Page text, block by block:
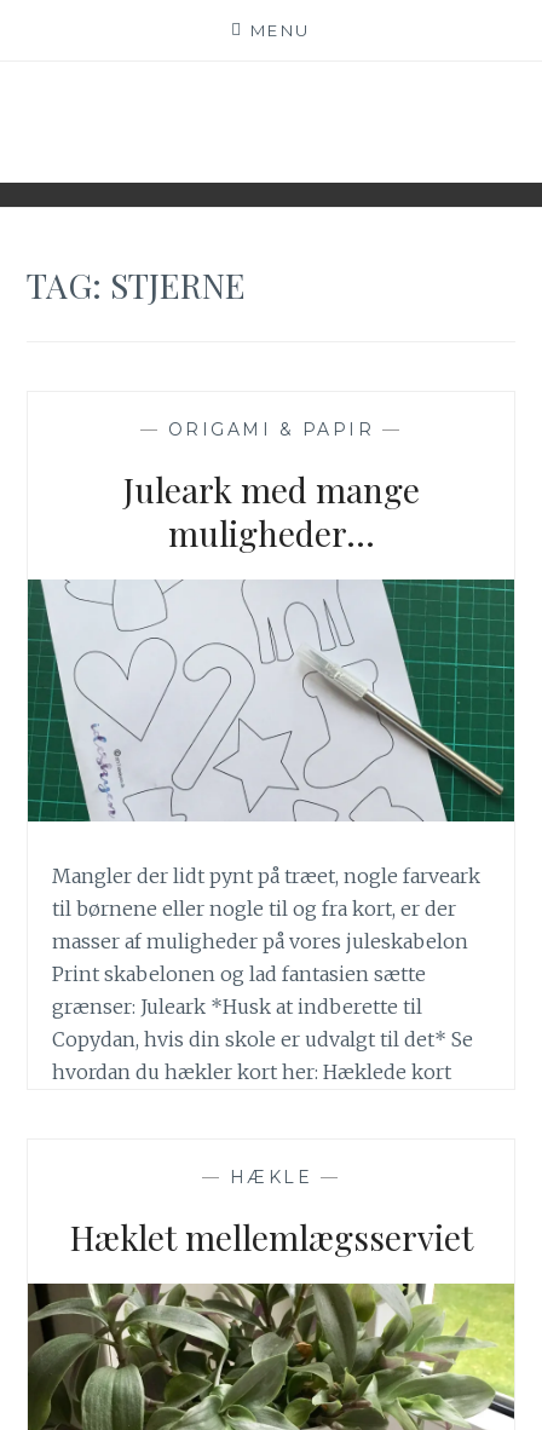
MENU
TAG: STJERNE
— ORIGAMI & PAPIR —
Juleark med mange
muligheder…
Mangler der lidt pynt på træet, nogle farveark
til børnene eller nogle til og fra kort, er der
masser af muligheder på vores juleskabelon
Print skabelonen og lad fantasien sætte
grænser: Juleark *Husk at indberette til
Copydan, hvis din skole er udvalgt til det* Se
hvordan du hækler kort her: Hæklede kort
— HÆKLE —
Hæklet mellemlægsserviet